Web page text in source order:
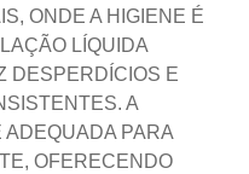
ONDE A HIGIENE É
LÍQUIDA
DESPERDÍCIOS E
A
ADEQUADA PARA
OFERECENDO